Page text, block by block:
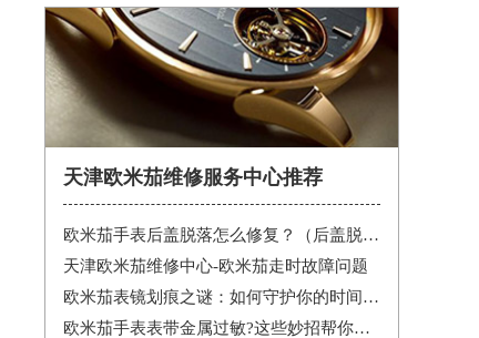
天津欧米茄维修服务中心推荐
欧米茄手表后盖脱落怎么修复？（后盖脱落解决办法）
天津欧米茄维修中心-欧米茄走时故障问题
欧米茄表镜划痕之谜：如何守护你的时间印记
欧米茄手表表带金属过敏?这些妙招帮你轻松解决